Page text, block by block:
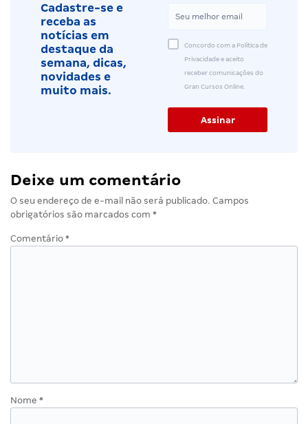
Cadastre-se e
receba as
notícias em
destaque da
semana, dicas,
novidades e
muito mais.
Concordo com a Política de
Privacidade e aceito
receber comunicações do
Gran Cursos Online.
Deixe um comentário
O seu endereço de e-mail não será publicado. Campos
obrigatórios são marcados com *
Comentário *
Nome *